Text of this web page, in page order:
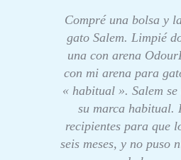
Compré una bolsa y
gato Salem. Limpié
una con arena
con mi arena para
« habitual ». Salem
su marca habitual.
recipientes para que
seis meses, y no puso